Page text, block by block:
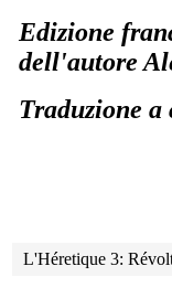
Edizione
dell'autore
Traduzione a
L'Héretique 3: